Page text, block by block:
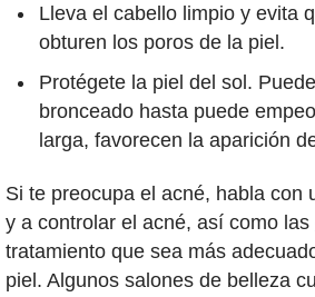
Lleva el cabello limpio y evita
obturen los poros de la piel.
Protégete la piel del sol.
bronceado hasta puede
larga, favorecen la aparición
Si te preocupa el acné, habla con
y a controlar el acné, así como las
tratamiento que sea más
piel. Algunos salones de belleza